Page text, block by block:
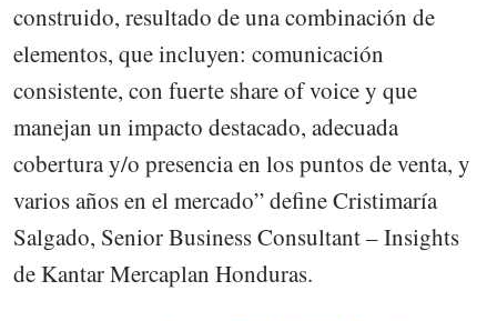
construido, resultado de una combinación de
elementos, que incluyen: comunicación
consistente, con fuerte share of voice y que
manejan un impacto destacado, adecuada
cobertura y/o presencia en los puntos de venta, y
varios años en el mercado” define Cristimaría
Salgado, Senior Business Consultant – Insights
de Kantar Mercaplan Honduras.